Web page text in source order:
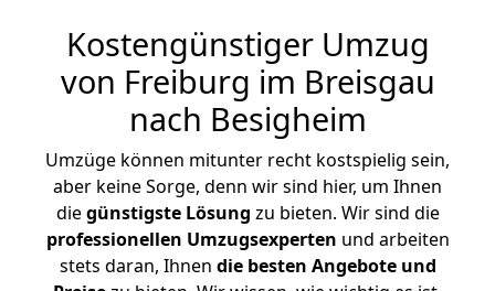
Kostengünstiger Umzug
von Freiburg im Breisgau
nach Besigheim
Umzüge können mitunter recht kostspielig sein,
aber keine Sorge, denn wir sind hier, um Ihnen
diegünstigste Lösung zu bieten. Wir sind die
professionellen Umzugsexperten und arbeiten
stets daran, Ihnen die besten Angebote und